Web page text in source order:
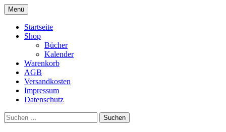
Zum
Inhalt
springen
Druckshop
Menü
Startseite
Shop
Bücher
Kalender
Warenkorb
AGB
Versandkosten
Impressum
Datenschutz
Suchen
nach: